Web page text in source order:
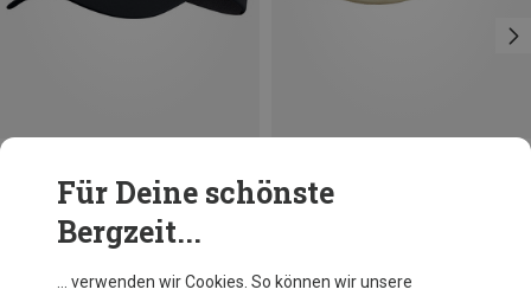
Performance X-Light Visor Cap
Für Deine schönste
Bergzeit...
… verwenden wir Cookies. So können wir unsere